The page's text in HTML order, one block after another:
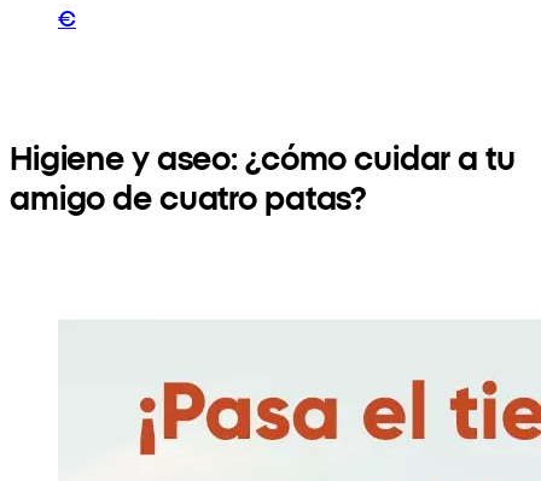
€
Higiene y aseo: ¿cómo cuidar a tu
amigo de cuatro patas?